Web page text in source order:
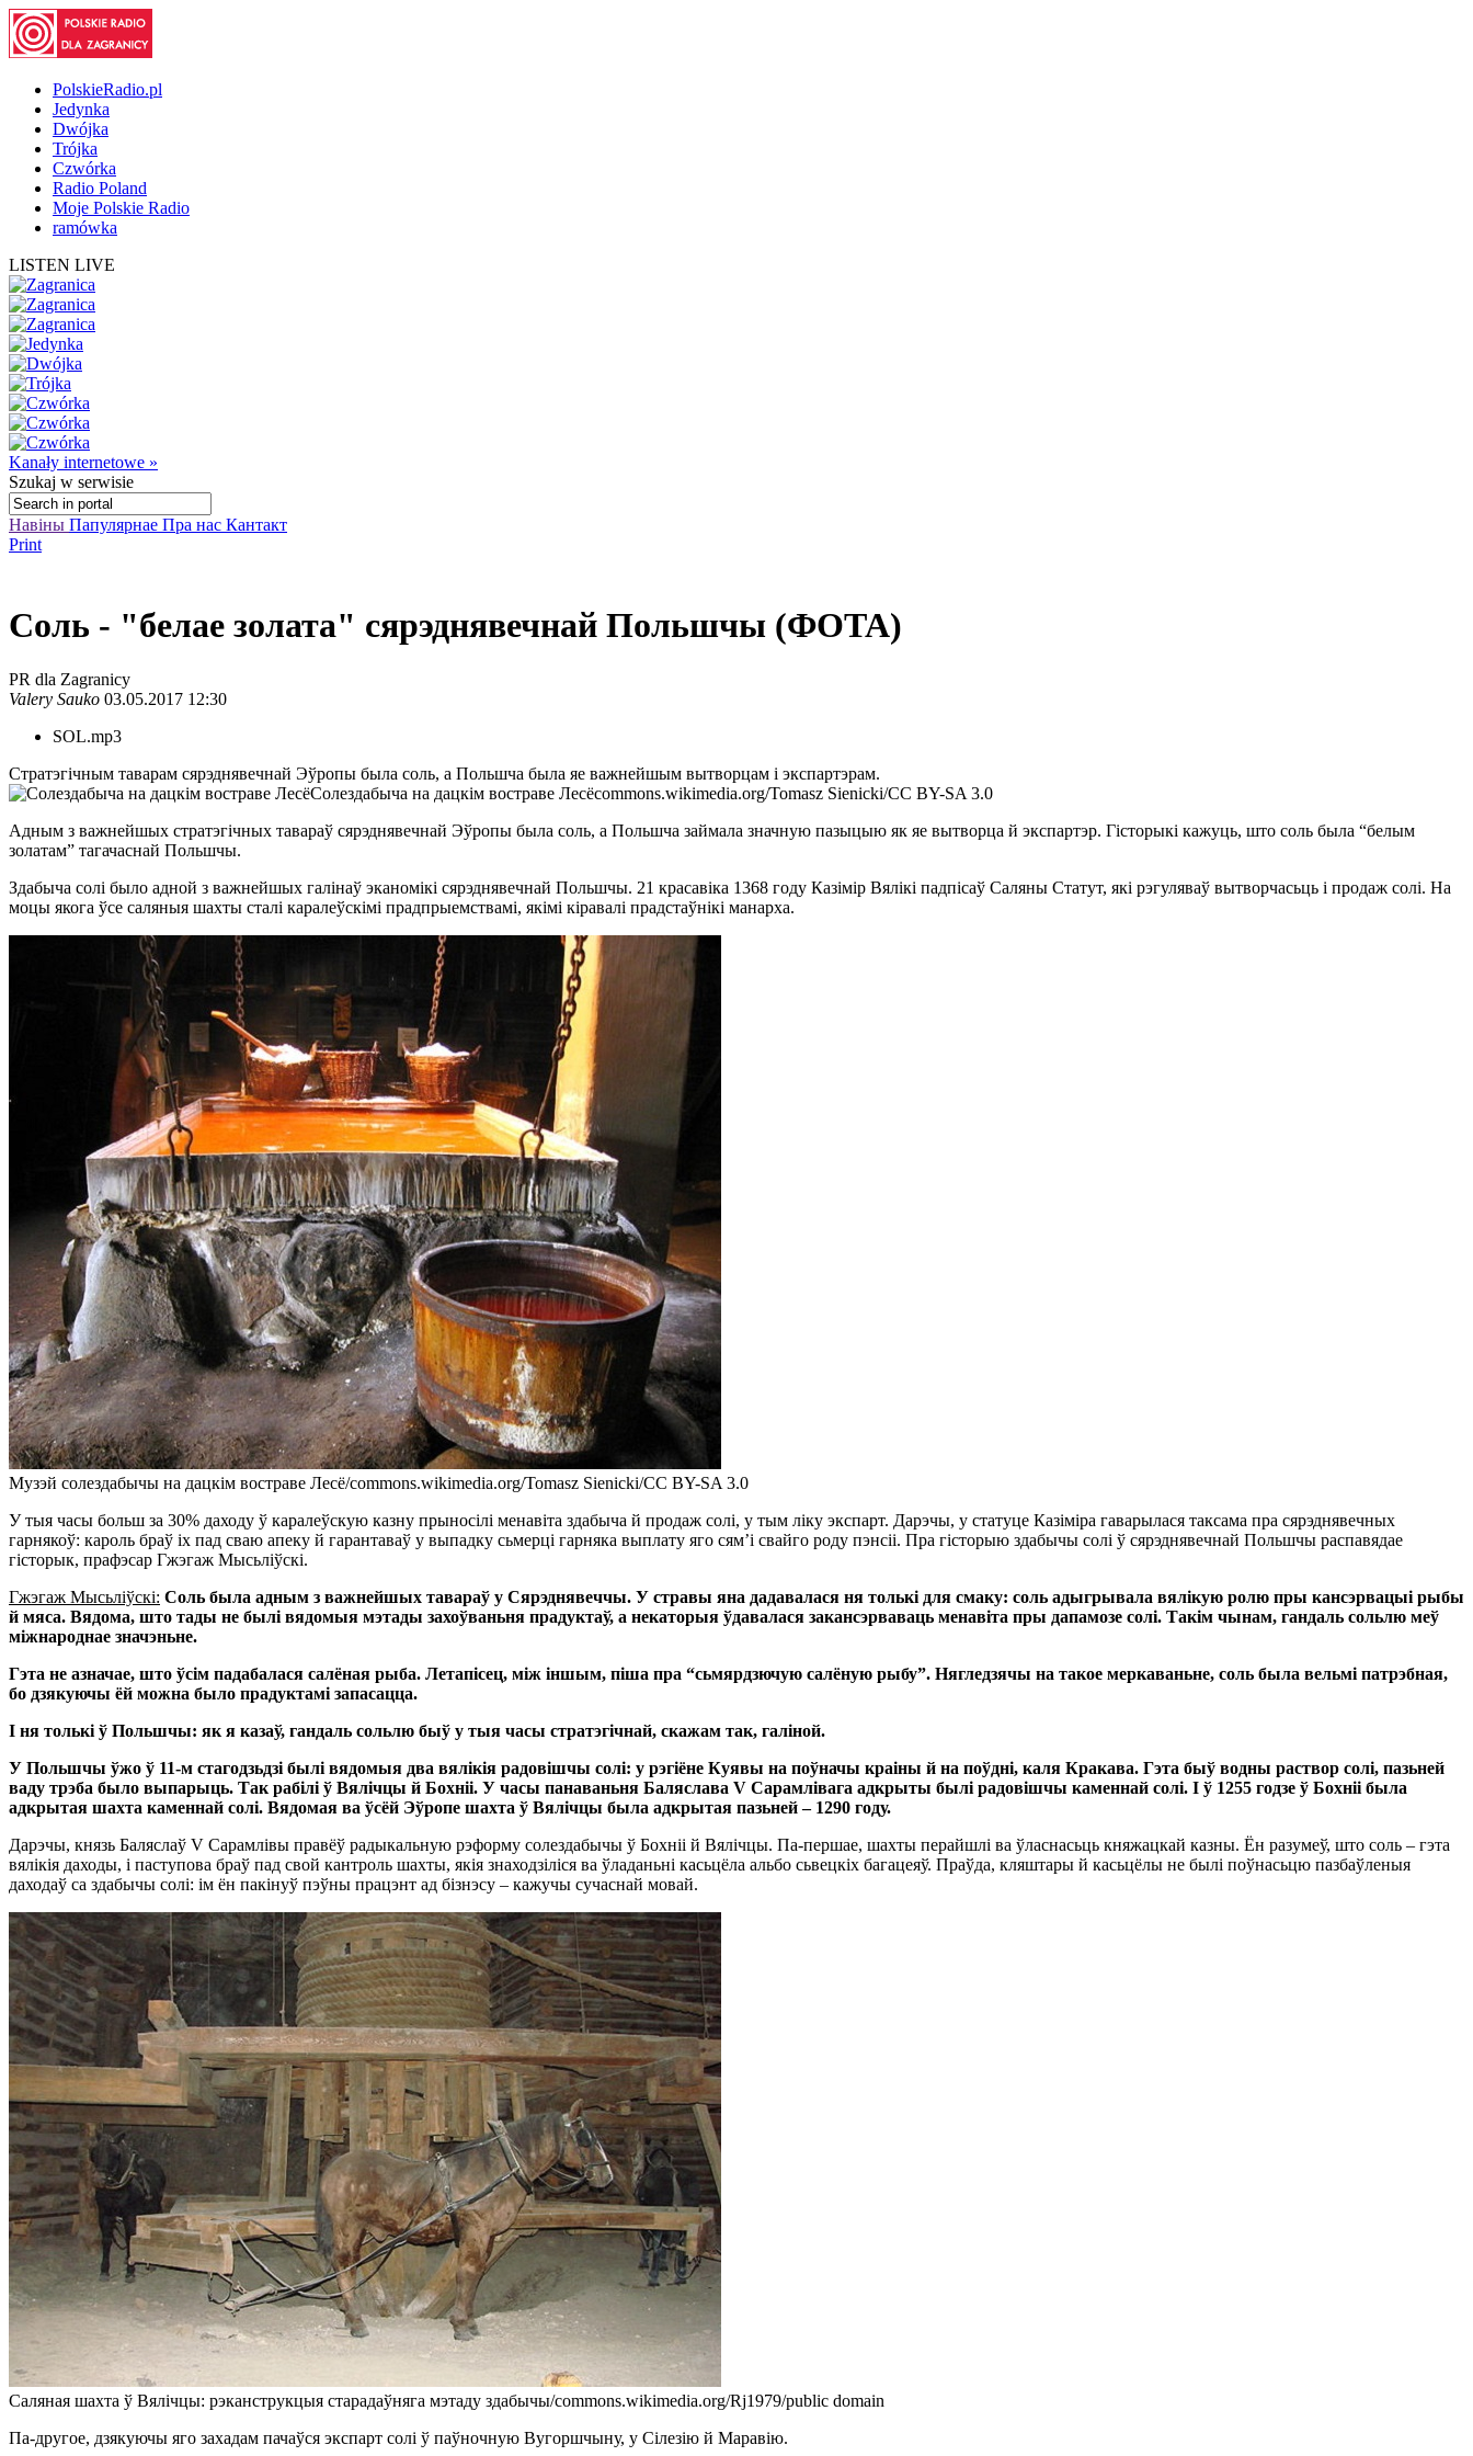
PolskieRadio.pl
Jedynka
Dwójka
Trójka
Czwórka
Radio Poland
Moje Polskie Radio
ramówka
LISTEN LIVE
Kanały internetowe »
Szukaj w serwisie
Навіны Папулярнае Пра нас Кантакт
Print
Соль - "белае золата" сярэднявечнай Польшчы (ФОТА)
PR dla Zagranicy
Valery Sauko 03.05.2017 12:30
SOL.mp3
Стратэгічным таварам сярэднявечнай Эўропы была соль, а Польшча была яе важнейшым вытворцам і экспартэрам.
Солездабыча на дацкім востраве Лесёcommons.wikimedia.org/Tomasz Sienicki/CC BY-SA 3.0
Адным з важнейшых стратэгічных тавараў сярэднявечнай Эўропы была соль, а Польшча займала значную пазыцыю як яе вытворца й экспартэр. Гісторыкі кажуць, што соль была “белым
золатам” тагачаснай Польшчы.
Здабыча солі было адной з важнейшых галінаў эканомікі сярэднявечнай Польшчы. 21 красавіка 1368 году Казімір Вялікі падпісаў Саляны Статут, які рэгуляваў вытворчасьць і продаж солі. На
моцы якога ўсе саляныя шахты сталі каралеўскімі прадпрыемствамі, якімі кіравалі прадстаўнікі манарха.
Музэй солездабычы на дацкім востраве Лесё/commons.wikimedia.org/Tomasz Sienicki/CC BY-SA 3.0
У тыя часы больш за 30% даходу ў каралеўскую казну прыносілі менавіта здабыча й продаж солі, у тым ліку экспарт. Дарэчы, у статуце Казіміра гаварылася таксама пра сярэднявечных
гарнякоў: кароль браў іх пад сваю апеку й гарантаваў у выпадку сьмерці гарняка выплату яго сям’і свайго роду пэнсіі. Пра гісторыю здабычы солі ў сярэднявечнай Польшчы распавядае
гісторык, прафэсар Гжэгаж Мысьліўскі.
Гжэгаж Мысьліўскі: Соль была адным з важнейшых тавараў у Сярэднявеччы. У стравы яна дадавалася ня толькі для смаку: соль адыгрывала вялікую ролю пры кансэрвацыі рыбы
й мяса. Вядома, што тады не былі вядомыя мэтады захоўваньня прадуктаў, а некаторыя ўдавалася закансэрваваць менавіта пры дапамозе солі. Такім чынам, гандаль сольлю меў
міжнароднае значэньне.
Гэта не азначае, што ўсім падабалася салёная рыба. Летапісец, між іншым, піша пра “сьмярдзючую салёную рыбу”. Нягледзячы на такое меркаваньне, соль была вельмі патрэбная,
бо дзякуючы ёй можна было прадуктамі запасацца.
І ня толькі ў Польшчы: як я казаў, гандаль сольлю быў у тыя часы стратэгічнай, скажам так, галіной.
У Польшчы ўжо ў 11-м стагодзьдзі былі вядомыя два вялікія радовішчы солі: у рэгіёне Куявы на поўначы краіны й на поўдні, каля Кракава. Гэта быў водны раствор солі, пазьней
ваду трэба было выпарыць. Так рабілі ў Вялічцы й Бохніі. У часы панаваньня Баляслава V Сарамлівага адкрыты былі радовішчы каменнай солі. І ў 1255 годзе ў Бохніі была
адкрытая шахта каменнай солі. Вядомая ва ўсёй Эўропе шахта ў Вялічцы была адкрытая пазьней – 1290 году.
Дарэчы, князь Баляслаў V Сарамлівы правёў радыкальную рэформу солездабычы ў Бохніі й Вялічцы. Па-першае, шахты перайшлі ва ўласнасьць княжацкай казны. Ён разумеў, што соль – гэта
вялікія даходы, і паступова браў пад свой кантроль шахты, якія знаходзіліся ва ўладаньні касьцёла альбо сьвецкіх багацеяў. Праўда, кляштары й касьцёлы не былі поўнасьцю пазбаўленыя
даходаў са здабычы солі: ім ён пакінуў пэўны працэнт ад бізнэсу – кажучы сучаснай мовай.
Саляная шахта ў Вялічцы: рэканструкцыя старадаўняга мэтаду здабычы/commons.wikimedia.org/Rj1979/public domain
Па-другое, дзякуючы яго захадам пачаўся экспарт солі ў паўночную Вугоршчыну, у Сілезію й Маравію.